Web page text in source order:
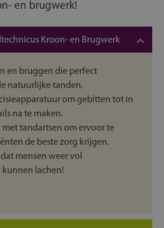
en brugwerk!
Kroon- en Brugwerk
en bruggen die perfect
natuurlijke tanden.
om gebitten tot in
na te maken.
met tandartsen om ervoor te
de beste zorg krijgen.
mensen weer vol
lachen!